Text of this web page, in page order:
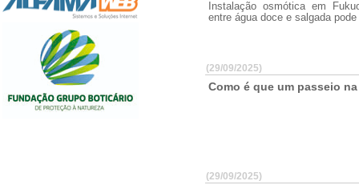
Instalação osmótica em
entre água doce e salgada
(29/09/2025)
Como é que um passeio
(29/09/2025)